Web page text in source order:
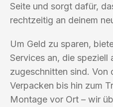
Seite und sorgt dafür,
rechtzeitig an deinem
Um Geld zu sparen,
Services an, die speziell
zugeschnitten sind. Von
Verpacken bis hin zum
Montage vor Ort – wir